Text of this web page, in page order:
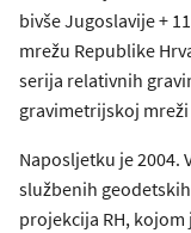
bivše Jugoslavije +
mrežu Republike
serija relativnih
gravimetrijskoj
Naposljetku je 2004.
službenih
projekcija RH,